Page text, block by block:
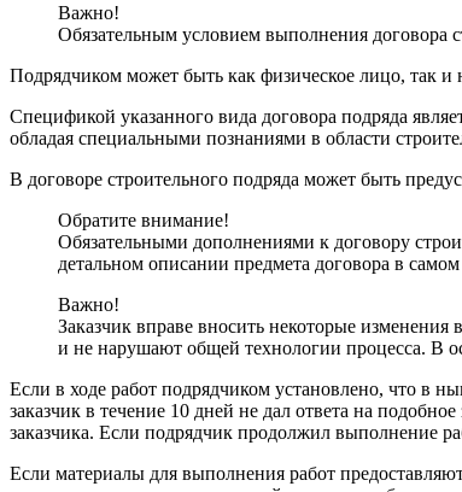
Важно!
Обязательным условием выполнения договора
Подрядчиком может быть как физическое лицо, так
Спецификой указанного вида договора подряда
обладая специальными познаниями в области
В договоре строительного подряда может быть
Обратите внимание!
Обязательными дополнениями к договору
детальном описании предмета договора в
Важно!
Заказчик вправе вносить некоторые
и не нарушают общей технологии процесса. В
Если в ходе работ подрядчиком установлено, что в
заказчик в течение 10 дней не дал ответа на
заказчика. Если подрядчик продолжил выполнение
Если материалы для выполнения работ